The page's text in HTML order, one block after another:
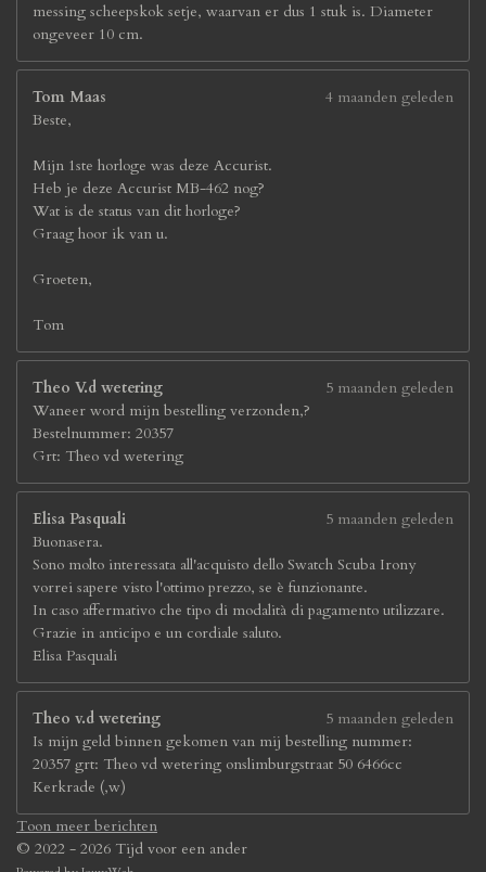
messing scheepskok setje, waarvan er dus 1 stuk is. Diameter
ongeveer 10 cm.
Tom Maas
4 maanden geleden
Beste,
Mijn 1ste horloge was deze Accurist.
Heb je deze Accurist MB-462 nog?
Wat is de status van dit horloge?
Graag hoor ik van u.
Groeten,
Tom
Theo V.d wetering
5 maanden geleden
Waneer word mijn bestelling verzonden,?
Bestelnummer: 20357
Grt: Theo vd wetering
Elisa Pasquali
5 maanden geleden
Buonasera.
Sono molto interessata all'acquisto dello Swatch Scuba Irony
vorrei sapere visto l'ottimo prezzo, se è funzionante.
In caso affermativo che tipo di modalità di pagamento utilizzare.
Grazie in anticipo e un cordiale saluto.
Elisa Pasquali
Theo v.d wetering
5 maanden geleden
Is mijn geld binnen gekomen van mij bestelling nummer:
20357 grt: Theo vd wetering onslimburgstraat 50 6466cc
Kerkrade (,w)
Toon meer berichten
© 2022 - 2026 Tijd voor een ander